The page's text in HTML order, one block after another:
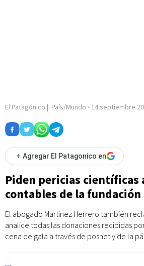
El Patagónico | País/Mundo - 14 septiembre
+ Agregar El Patagonico en
Piden pericias científicas
contables de la
El abogado Martínez Herrero también
analice todas las donaciones recibidas
cena de gala a través de posnet y de la